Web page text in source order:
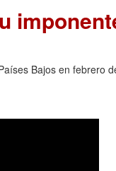
Bajos en febrero